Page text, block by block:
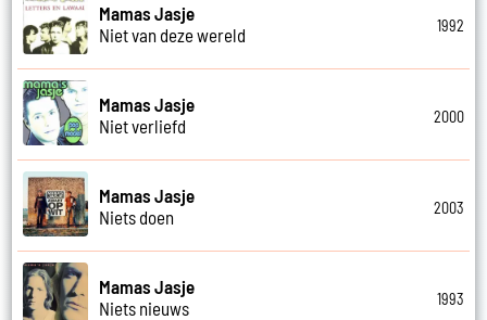
Mamas Jasje
Niet van deze wereld
1992
Mamas Jasje
Niet verliefd
2000
Mamas Jasje
Niets doen
2003
Mamas Jasje
Niets nieuws
1993